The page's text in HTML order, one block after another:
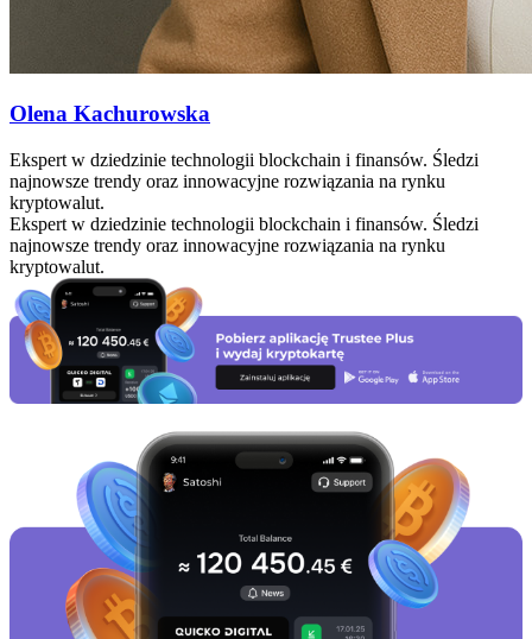
Olena Kachurowska
Ekspert w dziedzinie technologii blockchain i finansów. Śledzi
najnowsze trendy oraz innowacyjne rozwiązania na rynku
kryptowalut.
Ekspert w dziedzinie technologii blockchain i finansów. Śledzi
najnowsze trendy oraz innowacyjne rozwiązania na rynku
kryptowalut.